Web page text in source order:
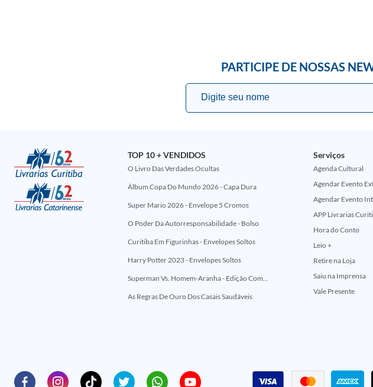
PARTICIPE DE NOSSAS
TOP 10 + VENDIDOS
O Livro Das Verdades Ocultas
Álbum Copa Do Mundo 2026 - Capa Dura
Super Mario 2026 - Envelope 5 Cromos
O Poder Da Autorresponsabilidade - Bolso
Curitiba Em Figurinhas - Envelopes Soltos
Harry Potter 2023 - Envelopes Soltos
Superman Vs. Homem-Aranha - Edição Comemorativa 50 Anos (Encontros Clássicos Dc E Marvel)
As Regras De Ouro Dos Casais Saudáveis
Serviços
Agenda Cultural
Agendar Evento
Agendar Evento
APP Livrarias
Hora do Conto
Leio +
Retire na Loja
Saiu na Imprensa
Vale Presente